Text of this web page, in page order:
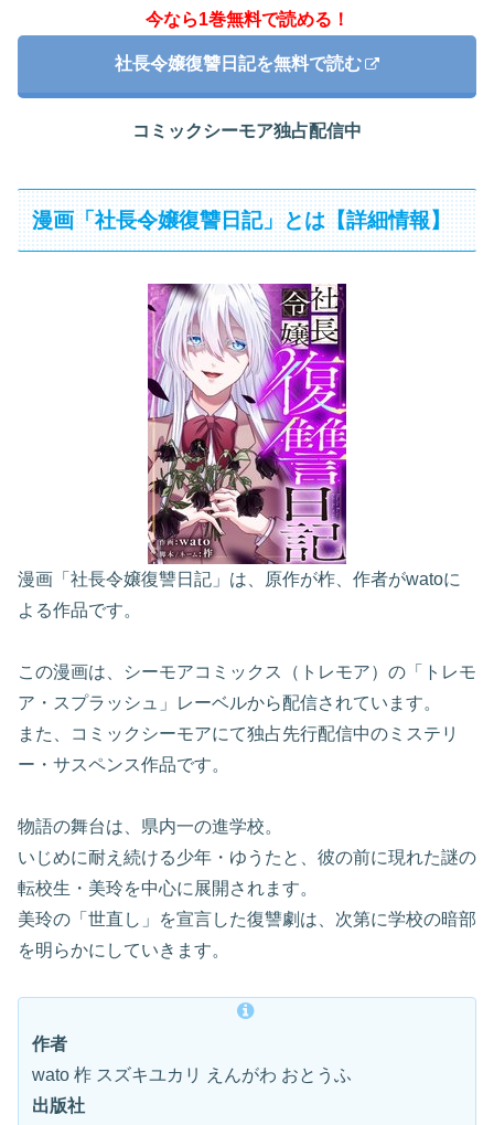
今なら1巻無料で読める！
社長令嬢復讐日記を無料で読む
コミックシーモア独占配信中
漫画「社長令嬢復讐日記」とは【詳細情報】
漫画「社長令嬢復讐日記」は、原作が柞、作者がwatoに
よる作品です。
この漫画は、シーモアコミックス（トレモア）の「トレモ
ア・スプラッシュ」レーベルから配信されています。
また、コミックシーモアにて独占先行配信中のミステリ
ー・サスペンス作品です。
物語の舞台は、県内一の進学校。
いじめに耐え続ける少年・ゆうたと、彼の前に現れた謎の
転校生・美玲を中心に展開されます。
美玲の「世直し」を宣言した復讐劇は、次第に学校の暗部
を明らかにしていきます。
作者
wato 柞 スズキユカリ えんがわ おとうふ
出版社